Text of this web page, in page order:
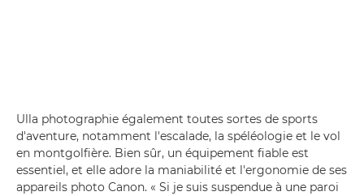
Ulla photographie également toutes sortes de sports
d'aventure, notamment l'escalade, la spéléologie et le vol
en montgolfière. Bien sûr, un équipement fiable est
essentiel, et elle adore la maniabilité et l'ergonomie de ses
appareils photo Canon. « Si je suis suspendue à une paroi